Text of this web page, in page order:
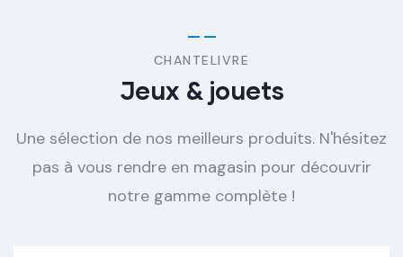
CHANTELIVRE
Jeux & jouets
Une sélection de nos meilleurs produits. N'hésitez
pas à vous rendre en magasin pour découvrir
notre gamme complète !